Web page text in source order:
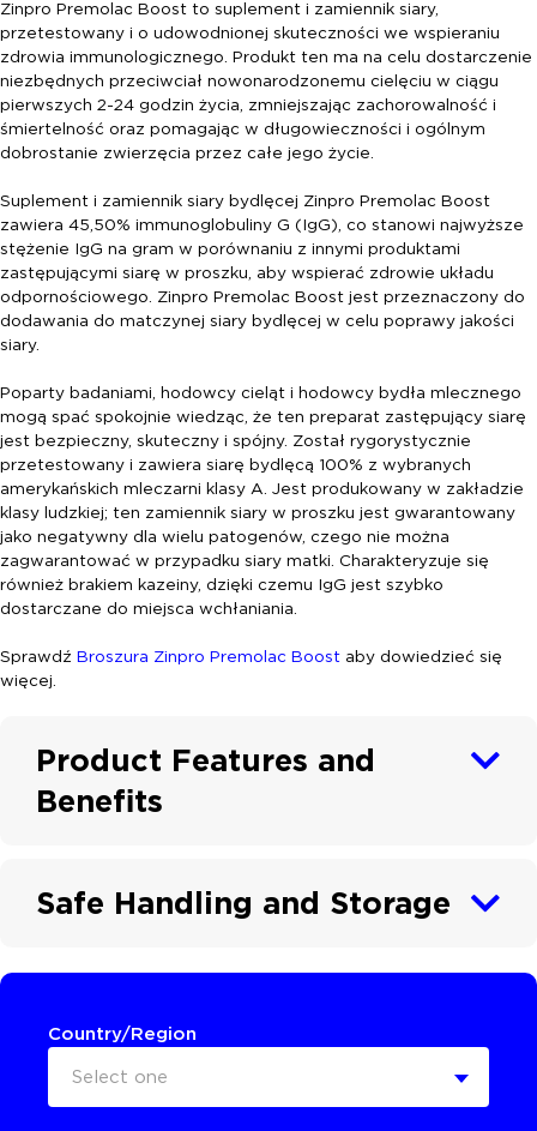
Zinpro Premolac Boost to suplement i zamiennik siary,
przetestowany i o udowodnionej skuteczności we wspieraniu
zdrowia immunologicznego. Produkt ten ma na celu dostarczenie
niezbędnych przeciwciał nowonarodzonemu cielęciu w ciągu
pierwszych 2-24 godzin życia, zmniejszając zachorowalność i
śmiertelność oraz pomagając w długowieczności i ogólnym
dobrostanie zwierzęcia przez całe jego życie.
Suplement i zamiennik siary bydlęcej Zinpro Premolac Boost
zawiera 45,50% immunoglobuliny G (IgG), co stanowi najwyższe
stężenie IgG na gram w porównaniu z innymi produktami
zastępującymi siarę w proszku, aby wspierać zdrowie układu
odpornościowego. Zinpro Premolac Boost jest przeznaczony do
dodawania do matczynej siary bydlęcej w celu poprawy jakości
siary.
Poparty badaniami, hodowcy cieląt i hodowcy bydła mlecznego
mogą spać spokojnie wiedząc, że ten preparat zastępujący siarę
jest bezpieczny, skuteczny i spójny. Został rygorystycznie
przetestowany i zawiera siarę bydlęcą 100% z wybranych
amerykańskich mleczarni klasy A. Jest produkowany w zakładzie
klasy ludzkiej; ten zamiennik siary w proszku jest gwarantowany
jako negatywny dla wielu patogenów, czego nie można
zagwarantować w przypadku siary matki. Charakteryzuje się
również brakiem kazeiny, dzięki czemu IgG jest szybko
dostarczane do miejsca wchłaniania.
Sprawdź Broszura Zinpro Premolac Boost aby dowiedzieć się
więcej.
Product Features and
Benefits
Safe Handling and Storage
Country/Region
Select one